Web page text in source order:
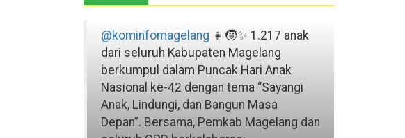
@kominfomagelang 👧🧒✨ 1.217 anak
dari seluruh Kabupaten Magelang
berkumpul dalam Puncak Hari Anak
Nasional ke-42 dengan tema “Sayangi
Anak, Lindungi, dan Bangun Masa
Depan”. Bersama, Pemkab Magelang dan